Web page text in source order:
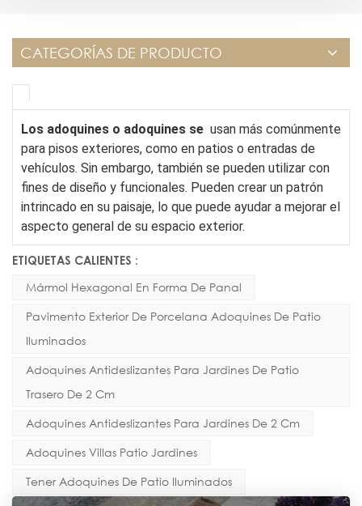
CATEGORÍAS DE PRODUCTO
Los adoquines o adoquines se usan más comúnmente
para pisos exteriores, como en patios o entradas de
vehículos. Sin embargo, también se pueden utilizar con
fines de diseño y funcionales. Pueden crear un patrón
intrincado en su paisaje, lo que puede ayudar a mejorar el
aspecto general de su espacio exterior.
ETIQUETAS CALIENTES :
Mármol Hexagonal En Forma De Panal
Pavimento Exterior De Porcelana Adoquines De Patio
Iluminados
Adoquines Antideslizantes Para Jardines De Patio
Trasero De 2 Cm
Adoquines Antideslizantes Para Jardines De 2 Cm
Adoquines Villas Patio Jardines
Tener Adoquines De Patio Iluminados